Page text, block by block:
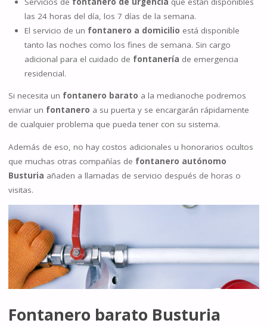
las 24 horas del día, los 7 días de la semana.
El servicio de un fontanero a domicilio está disponible
tanto las noches como los fines de semana. Sin cargo
adicional para el cuidado de fontanería de emergencia
residencial.
Si necesita un fontanero barato a la medianoche podremos
enviar un fontanero a su puerta y se encargarán rápidamente
de cualquier problema que pueda tener con su sistema.
Además de eso, no hay costos adicionales u honorarios ocultos
que muchas otras compañías de fontanero autónomo
Busturia añaden a llamadas de servicio después de horas o
visitas.
Fontanero barato Busturia